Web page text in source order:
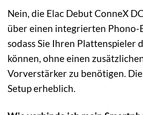
Nein, die Elac Debut ConneX
über einen integrierten Phono-
sodass Sie Ihren Plattenspieler
können, ohne einen
Vorverstärker zu benötigen.
Setup erheblich.